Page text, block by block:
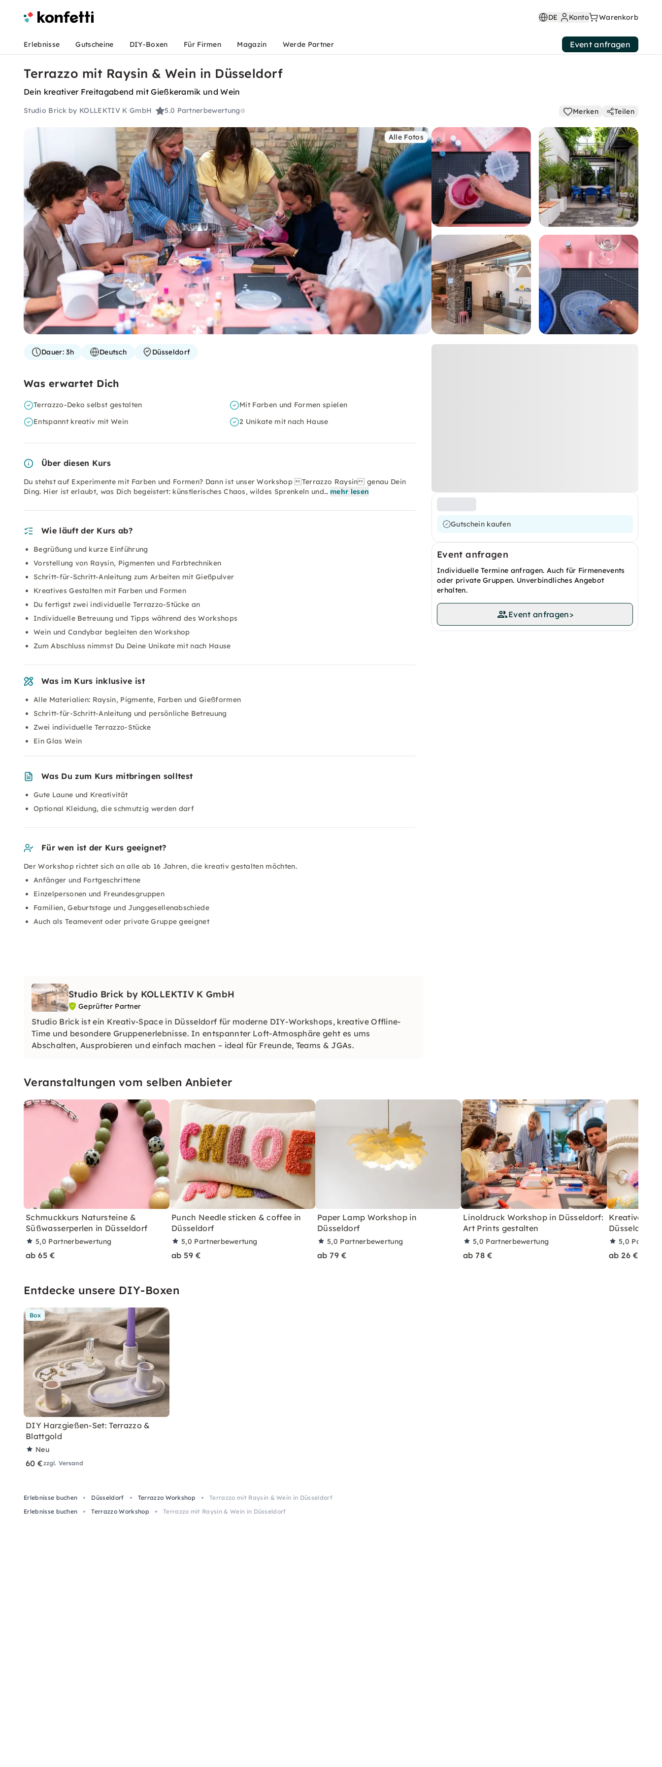
DE Konto Warenkorb
Erlebnisse Gutscheine DIY-Boxen Für Firmen Magazin Werde Partner Event anfragen
Terrazzo mit Raysin & Wein in Düsseldorf
Dein kreativer Freitagabend mit Gießkeramik und Wein
Studio Brick by KOLLEKTIV K GmbH 5.0 Partnerbewertung Merken Teilen
Alle Fotos
Gutschein kaufen
Event anfragen
Individuelle Termine anfragen. Auch für Firmenevents
oder private Gruppen. Unverbindliches Angebot
erhalten.
Event anfragen>
Dauer:3h Deutsch Düsseldorf
Was erwartet Dich
Terrazzo-Deko selbst gestalten
Mit Farben und Formen spielen
Entspannt kreativ mit Wein
2 Unikate mit nach Hause
Über diesen Kurs
Du stehst auf Experimente mit Farben und Formen? Dann ist unser Workshop Terrazzo Raysin genau Dein
Ding. Hier ist erlaubt, was Dich begeistert: künstlerisches Chaos, wildes Sprenkeln und… mehr lesen
Wie läuft der Kurs ab?
Begrüßung und kurze Einführung
Vorstellung von Raysin, Pigmenten und Farbtechniken
Schritt-für-Schritt-Anleitung zum Arbeiten mit Gießpulver
Kreatives Gestalten mit Farben und Formen
Du fertigst zwei individuelle Terrazzo-Stücke an
Individuelle Betreuung und Tipps während des Workshops
Wein und Candybar begleiten den Workshop
Zum Abschluss nimmst Du Deine Unikate mit nach Hause
Was im Kurs inklusive ist
Alle Materialien: Raysin, Pigmente, Farben und Gießformen
Schritt-für-Schritt-Anleitung und persönliche Betreuung
Zwei individuelle Terrazzo-Stücke
Ein Glas Wein
Was Du zum Kurs mitbringen solltest
Gute Laune und Kreativität
Optional Kleidung, die schmutzig werden darf
Für wen ist der Kurs geeignet?
Der Workshop richtet sich an alle ab 16 Jahren, die kreativ gestalten möchten.
Anfänger und Fortgeschrittene
Einzelpersonen und Freundesgruppen
Familien, Geburtstage und Junggesellenabschiede
Auch als Teamevent oder private Gruppe geeignet
Studio Brick by KOLLEKTIV K GmbH
Geprüfter Partner
Studio Brick ist ein Kreativ-Space in Düsseldorf für moderne DIY-Workshops, kreative Offline-
Time und besondere Gruppenerlebnisse. In entspannter Loft-Atmosphäre geht es ums
Abschalten, Ausprobieren und einfach machen – ideal für Freunde, Teams & JGAs.
Veranstaltungen vom selben Anbieter
Schmuckkurs Natursteine &
Süßwasserperlen in Düsseldorf
5,0 Partnerbewertung
ab 65 €
Punch Needle sticken & coffee in
Düsseldorf
5,0 Partnerbewertung
ab 59 €
Paper Lamp Workshop in
Düsseldorf
5,0 Partnerbewertung
ab 79 €
Linoldruck Workshop in Düsseldorf:
Art Prints gestalten
5,0 Partnerbewertung
ab 78 €
Kreativer
Düsseldorf
5,0
ab 26 €
Entdecke unsere DIY-Boxen
Box
DIY Harzgießen-Set: Terrazzo &
Blattgold
Neu
60 €zzgl. Versand
Erlebnisse buchen Düsseldorf Terrazzo Workshop
Terrazzo mit Raysin & Wein in Düsseldorf
Erlebnisse buchen
Terrazzo Workshop Terrazzo mit Raysin & Wein in Düsseldorf